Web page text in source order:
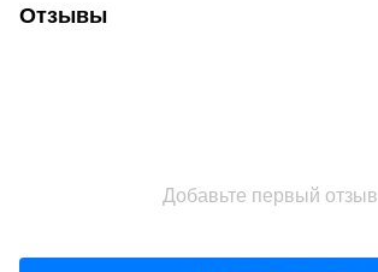
Отзывы
Добавьте первый отзыв